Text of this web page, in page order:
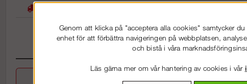
Detaljerad info
Genom att klicka på "acceptera alla cookies" samtycker
enhet för att förbättra navigeringen på webbplatsen,
och bistå i våra
Läs gärna mer om vår hantering av cookies i vår
VÄLKOMMEN TILL